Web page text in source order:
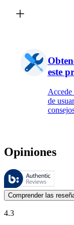
este
Accede
de
Opiniones
Estas reseñas las
Las opiniones de los
Comprender las
4.3